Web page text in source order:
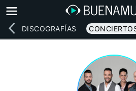
DISCOGRAFÍAS